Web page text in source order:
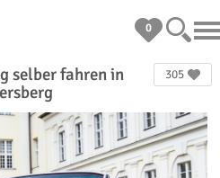
0
selber fahren in
305